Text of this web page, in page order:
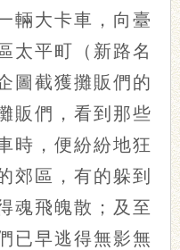
輛大卡車，向臺
太平町（新路名
圖截獲攤販們的
販們，看到那些
時，便紛紛地狂
郊區，有的躲到
魂飛魄散；及至
已早逃得無影無